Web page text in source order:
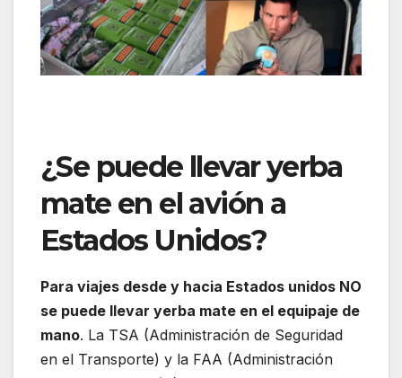
¿Se puede llevar yerba
mate en el avión a
Estados Unidos?
Para viajes desde y hacia Estados unidos NO
se puede llevar yerba mate en el equipaje de
mano. La TSA (Administración de Seguridad
en el Transporte) y la FAA (Administración